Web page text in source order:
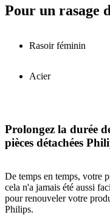
Pour un rasage
Rasoir féminin
Acier
Prolongez la durée
pièces détachées
De temps en temps, votre
cela n'a jamais été aussi
pour renouveler votre
Philips.